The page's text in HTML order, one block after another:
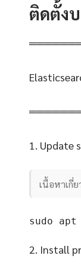
ติดตั้ง
1. Update
เนื้อหาเกี่
sudo apt
2. Install